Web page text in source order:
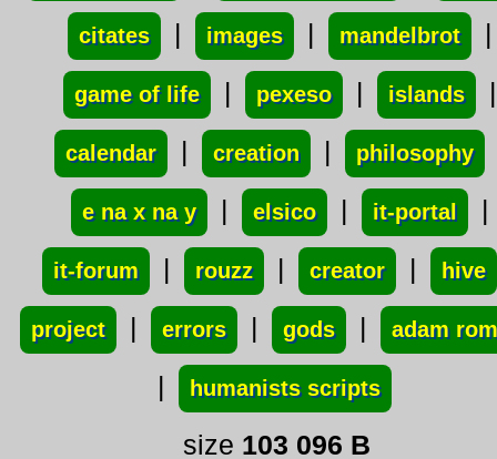
citates | images | mandelbrot |
game of life | pexeso | islands |
calendar | creation | philosophy
e na x na y | elsico | it-portal |
it-forum | rouzz | creator | hive
project | errors | gods | adam
| humanists scripts
size 103 096 B